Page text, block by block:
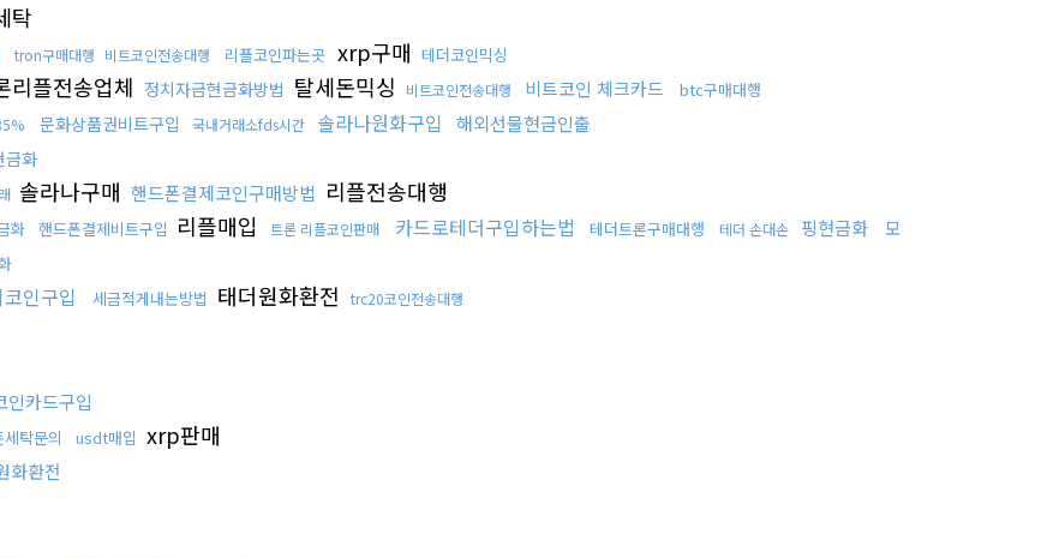
탁
tron구매대행 비트코인전송대행 리플코인파는곳 xrp구매 테더코인믹싱
리플전송업체 정치자금현금화방법 탈세돈믹싱 비트코인전송대행 비트코인 체크카드 btc구매대행
문화상품권비트구입 국내거래소fds시간 솔라나원화구입 해외선물현금인출
금화
솔라나구매 핸드폰결제코인구매방법 리플전송대행
화 핸드폰결제비트구입 리플매입 트론 리플코인판매 카드로테더구입하는법 테더트론구매대행 테더 손대손 핑현금화
모
인구입 세금적게내는방법 태더원화환전 trc20코인전송대행
인카드구입
세탁문의 usdt매입 xrp판매
화환전